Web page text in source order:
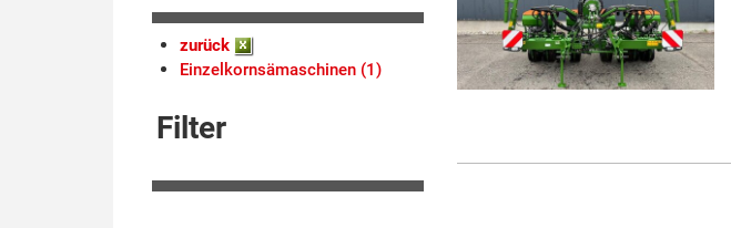
zurück
Einzelkornsämaschinen (1)
Filter